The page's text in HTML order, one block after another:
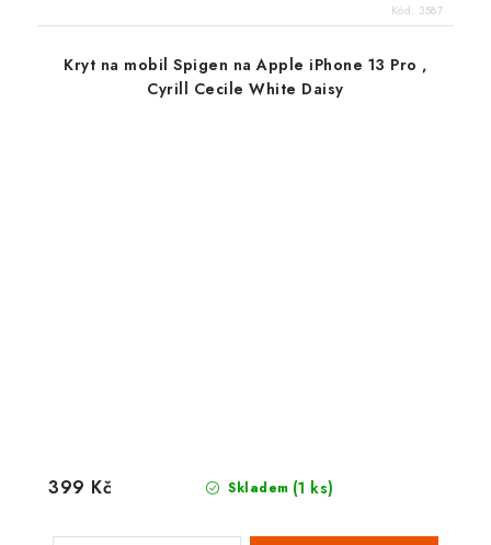
Kód: 3587
Kryt na mobil Spigen na Apple iPhone 13 Pro ,
Cyrill Cecile White Daisy
Skladem (1 ks)
399 Kč